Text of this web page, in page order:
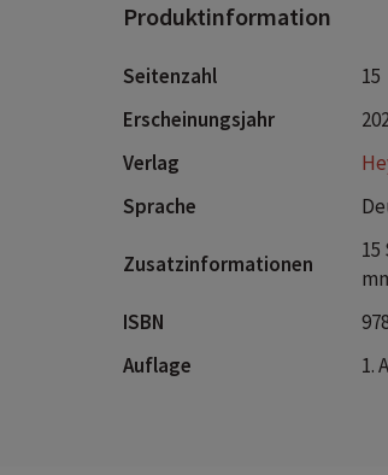
Produktinformation
Seitenzahl
15
Erscheinungsjahr
Verlag
Sprache
Zusatzinformationen
15
ISBN
Auflage
1.